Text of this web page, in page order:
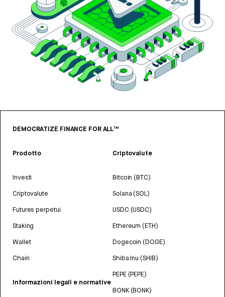
DEMOCRATIZE FINANCE FOR ALL™
Prodotto
Investi
Criptovalute
Futures perpetui
Staking
Wallet
Chain
Informazioni legali e normative
Criptovalute
Bitcoin (BTC)
Solana (SOL)
USDC (USDC)
Ethereum (ETH)
Dogecoin (DOGE)
Shiba Inu (SHIB)
PEPE (PEPE)
BONK (BONK)